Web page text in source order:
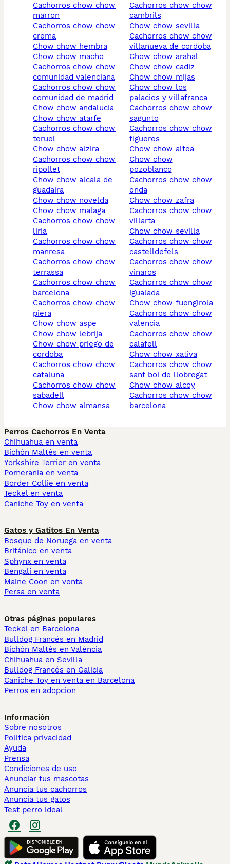
cachorros chow chow
marron
cachorros chow chow
crema
chow chow hembra
chow chow macho
cachorros chow chow
comunidad valenciana
cachorros chow chow
comunidad de madrid
chow chow andalucia
chow chow atarfe
cachorros chow chow
teruel
chow chow alzira
cachorros chow chow
ripollet
chow chow alcala de
guadaira
chow chow novelda
chow chow malaga
cachorros chow chow
liria
cachorros chow chow
manresa
cachorros chow chow
terrassa
cachorros chow chow
barcelona
cachorros chow chow
piera
chow chow aspe
chow chow lebrija
chow chow priego de
cordoba
cachorros chow chow
cataluna
cachorros chow chow
sabadell
chow chow almansa
cachorros chow chow
cambrils
chow chow sevilla
cachorros chow chow
villanueva de cordoba
chow chow arahal
chow chow cadiz
chow chow mijas
chow chow los
palacios y villafranca
cachorros chow chow
sagunto
cachorros chow chow
figueres
chow chow altea
chow chow
pozoblanco
cachorros chow chow
onda
chow chow zafra
cachorros chow chow
villarta
chow chow sevilla
cachorros chow chow
castelldefels
cachorros chow chow
vinaros
cachorros chow chow
igualada
chow chow fuengirola
cachorros chow chow
valencia
cachorros chow chow
calafell
chow chow xativa
cachorros chow chow
sant boi de llobregat
chow chow alcoy
cachorros chow chow
barcelona
Perros Cachorros En Venta
Chihuahua en venta
Bichón Maltés en venta
Yorkshire Terrier en venta
Pomerania en venta
Border Collie en venta
Teckel en venta
Caniche Toy en venta
Gatos y Gatitos En Venta
Bosque de Noruega en venta
Británico en venta
Sphynx en venta
Bengalí en venta
Maine Coon en venta
Persa en venta
Otras páginas populares
Teckel en Barcelona
Bulldog Francés en Madrid
Bichón Maltés en València
Chihuahua en Sevilla
Bulldog Francés en Galicia
Caniche Toy en venta en Barcelona
Perros en adopcion
Información
Sobre nosotros
Politica privacidad
Ayuda
Prensa
Condiciones de uso
Anunciar tus mascotas
Anuncia tus cachorros
Anuncia tus gatos
Test perro ideal